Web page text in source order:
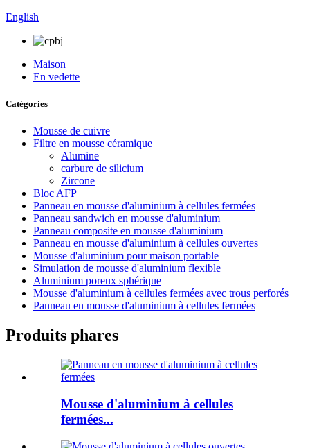
English
Maison
En vedette
Catégories
Mousse de cuivre
Filtre en mousse céramique
Alumine
carbure de silicium
Zircone
Bloc AFP
Panneau en mousse d'aluminium à cellules fermées
Panneau sandwich en mousse d'aluminium
Panneau composite en mousse d'aluminium
Panneau en mousse d'aluminium à cellules ouvertes
Mousse d'aluminium pour maison portable
Simulation de mousse d'aluminium flexible
Aluminium poreux sphérique
Mousse d'aluminium à cellules fermées avec trous perforés
Panneau en mousse d'aluminium à cellules fermées
Produits phares
Mousse d'aluminium à cellules
fermées...